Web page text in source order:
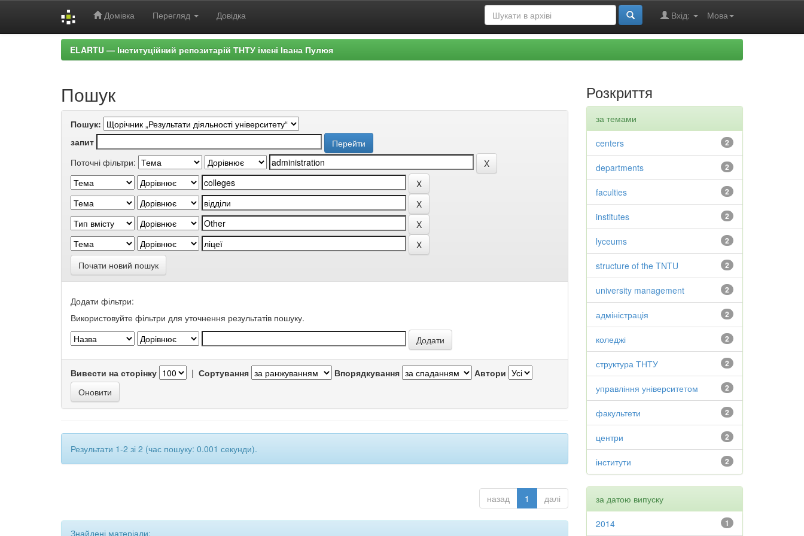
Домівка Перегляд Довідка Мова
Вхід:
ELARTU — Інституційний репозитарій ТНТУ імені Івана Пулюя
Пошук
Пошук:
запит
Поточні фільтри:
Почати новий пошук
Додати фільтри:
Використовуйте фільтри для уточнення результатів пошуку.
Вивести на сторінку | Сортування Впорядкування Автори
Результати 1-2 зі 2 (час пошуку: 0.001 секунди).
назад 1 далі
Знайдені матеріали:
Розкриття
за темами
2
centers
2
departments
2
faculties
2
institutes
2
lyceums
2
structure of the TNTU
2
university management
2
адміністрація
2
коледжі
2
структура ТНТУ
2
управління університетом
2
факультети
2
центри
2
інститути
за датою випуску
1
2014